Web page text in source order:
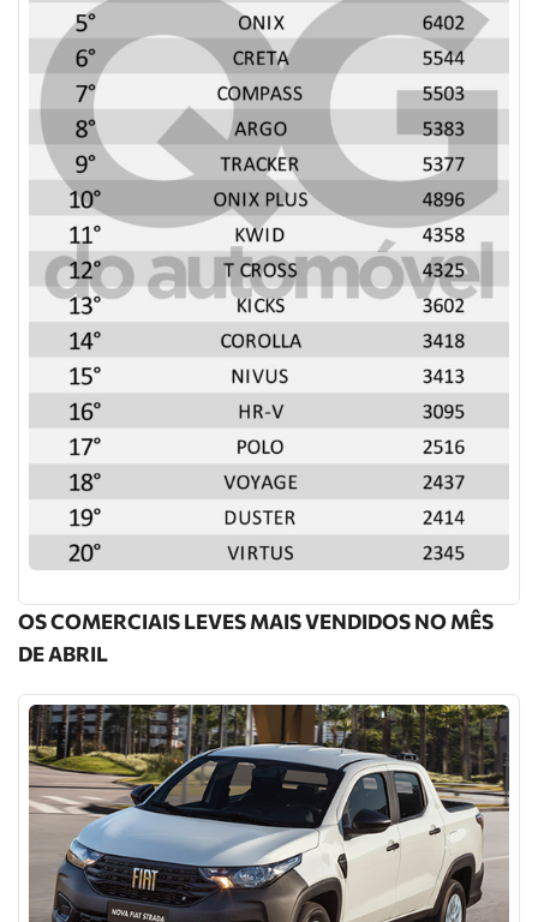
OS COMERCIAIS LEVES MAIS VENDIDOS NO MÊS
DE ABRIL